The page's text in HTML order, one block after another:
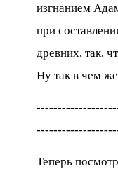
изгнанием
при
древних, так,
Ну так в чем
Теперь